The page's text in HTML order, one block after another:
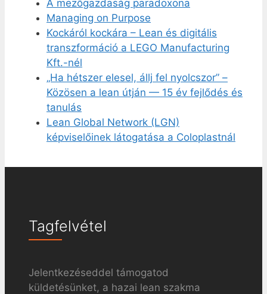
A mezőgazdaság paradoxona
Managing on Purpose
Kockáról kockára – Lean és digitális
transzformáció a LEGO Manufacturing
Kft.-nél
„Ha hétszer elesel, állj fel nyolcszor” –
Közösen a lean útján — 15 év fejlődés és
tanulás
Lean Global Network (LGN)
képviselőinek látogatása a Coloplastnál
Tagfelvétel
Jelentkezéseddel támogatod
küldetésünket, a hazai lean szakma